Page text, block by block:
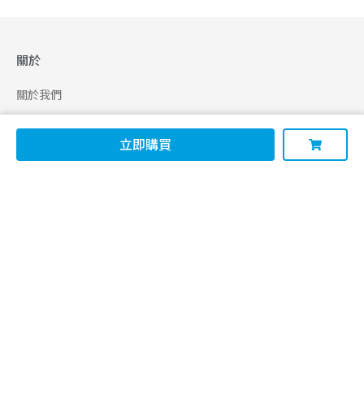
立即購買
關於
關於我們
合作申請